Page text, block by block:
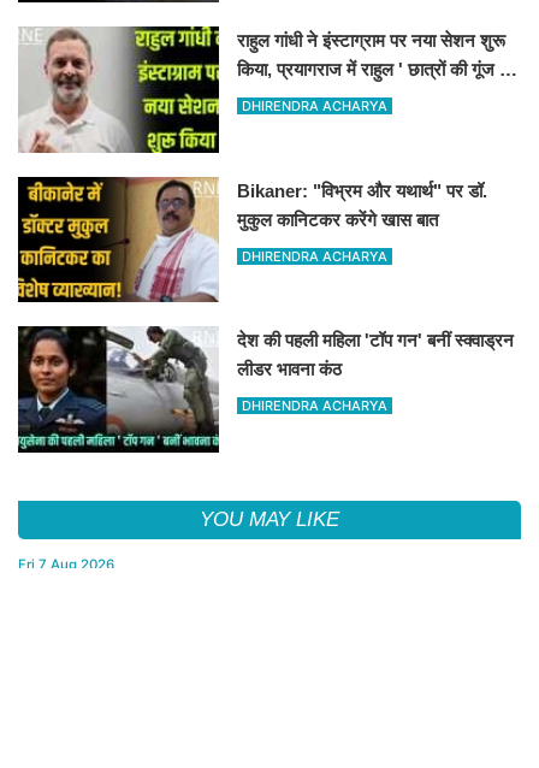
राहुल गांधी ने इंस्टाग्राम पर नया सेशन शुरू
किया, प्रयागराज में राहुल ' छात्रों की गूंज '
कार्यक्रम पर अडिग हुए
DHIRENDRA ACHARYA
Bikaner: "विभ्रम और यथार्थ" पर डॉ.
मुकुल कानिटकर करेंगे खास बात
DHIRENDRA ACHARYA
देश की पहली महिला 'टॉप गन' बनीं स्क्वाड्रन
लीडर भावना कंठ
DHIRENDRA ACHARYA
YOU MAY LIKE
Fri,7 Aug 2026